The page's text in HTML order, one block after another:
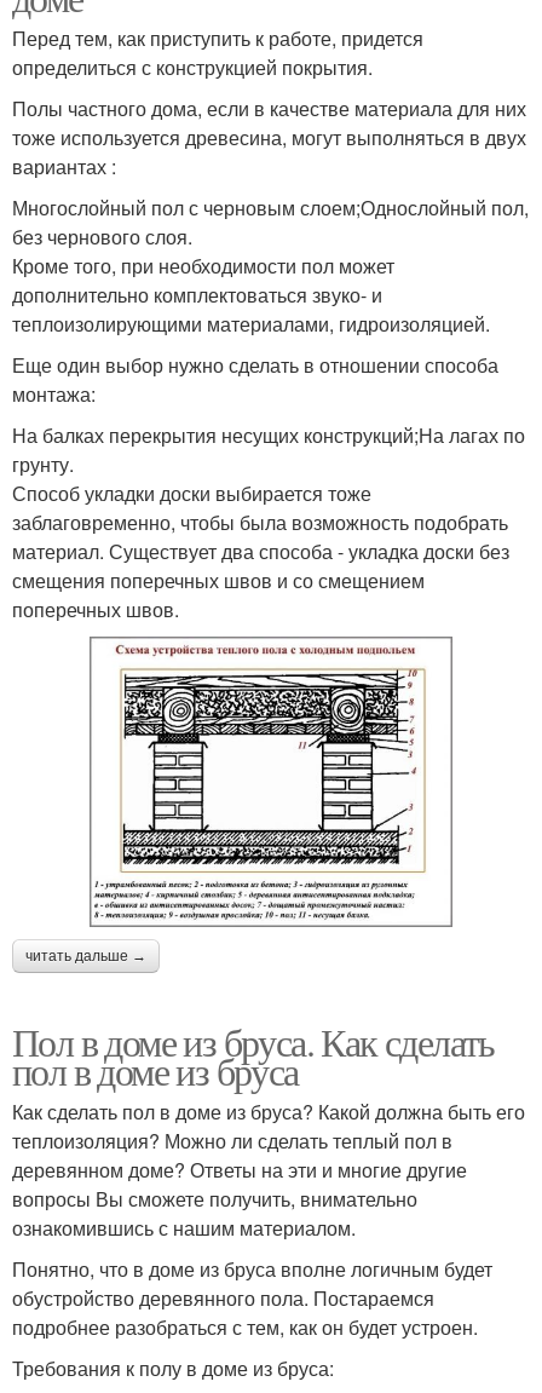
Перед тем, как приступить к работе, придется
определиться с конструкцией покрытия.
Полы частного дома, если в качестве материала для них
тоже используется древесина, могут выполняться в двух
вариантах :
Многослойный пол с черновым слоем;Однослойный пол,
без чернового слоя.
Кроме того, при необходимости пол может
дополнительно комплектоваться звуко- и
теплоизолирующими материалами, гидроизоляцией.
Еще один выбор нужно сделать в отношении способа
монтажа:
На балках перекрытия несущих конструкций;На лагах по
грунту.
Способ укладки доски выбирается тоже
заблаговременно, чтобы была возможность подобрать
материал. Существует два способа - укладка доски без
смещения поперечных швов и со смещением
поперечных швов.
читать дальше →
Пол в доме из бруса. Как сделать
пол в доме из бруса
Как сделать пол в доме из бруса? Какой должна быть его
теплоизоляция? Можно ли сделать теплый пол в
деревянном доме? Ответы на эти и многие другие
вопросы Вы сможете получить, внимательно
ознакомившись с нашим материалом.
Понятно, что в доме из бруса вполне логичным будет
обустройство деревянного пола. Постараемся
подробнее разобраться с тем, как он будет устроен.
Требования к полу в доме из бруса: